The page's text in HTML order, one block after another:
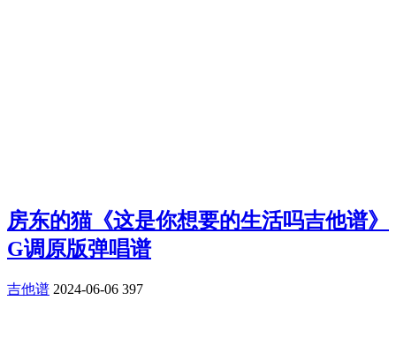
房东的猫《这是你想要的生活吗吉他谱》
G调原版弹唱谱
吉他谱 2024-06-06 397